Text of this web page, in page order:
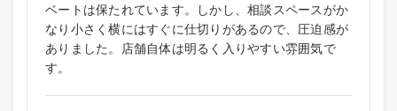
ベートは保たれています。しかし、相談スペースがか
なり小さく横にはすぐに仕切りがあるので、圧迫感が
ありました。店舗自体は明るく入りやすい雰囲気で
す。